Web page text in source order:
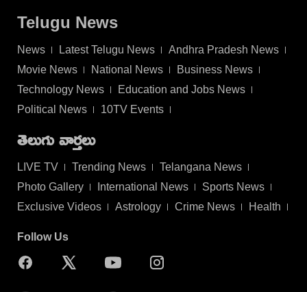
Telugu News
News Latest Telugu News
Andhra Pradesh News
Movie News
National News
Business News
Technology News
Education and Jobs News
Political News
10TV Events
తెలుగు వార్తలు
LIVE TV Trending News
Telangana News
Photo Gallery
International News
Sports News
Exclusive Videos
Astrology Crime News Health
Follow Us